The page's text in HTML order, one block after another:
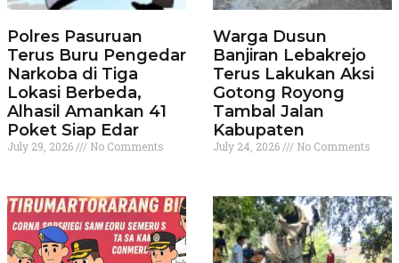
Polres Pasuruan
Terus Buru Pengedar
Narkoba di Tiga
Lokasi Berbeda,
Alhasil Amankan 41
Poket Siap Edar
July 29, 2026 No Comments
Warga Dusun
Banjiran Lebakrejo
Terus Lakukan Aksi
Gotong Royong
Tambal Jalan
Kabupaten
July 24, 2026 No Comments